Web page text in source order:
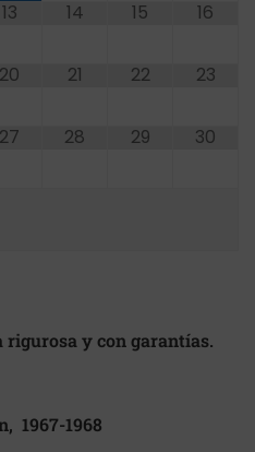
13 14 15 16
20 21 22 23
27 28 29 30
y con garantías.
1967-1968